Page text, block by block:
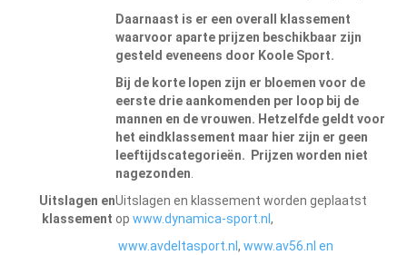
Daarnaast is er een overall klassement
waarvoor aparte prijzen beschikbaar zijn
gesteld eveneens door Koole Sport.
Bij de korte lopen zijn er bloemen voor de
eerste drie aankomenden per loop bij de
mannen en de vrouwen. Hetzelfde geldt voor
het eindklassement maar hier zijn er geen
leeftijdscategorieën.
Prijzen worden niet
nagezonden
Uitslagen en
klassement
Uitslagen en klassement worden geplaatst
op www.dynamica-sport.nl ,
www.avdeltasport.nl , www.av56.nl en